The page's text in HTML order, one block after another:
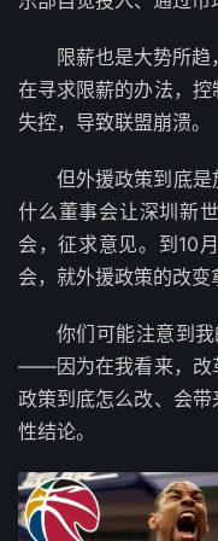
限薪也是大势所
在寻求限薪的办法，
失控，导致联盟崩溃。
但外援政策到底
什么董事会让深圳新
会，征求意见。到10
会，就外援政策的改变
你们可能注意到
——因为在我看来，改
政策到底怎么改、会
性结论。